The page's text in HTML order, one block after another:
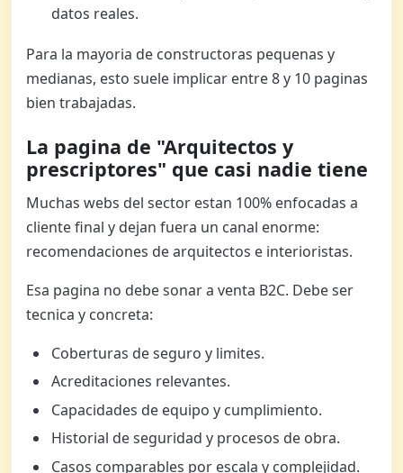
datos reales.
Para la mayoria de constructoras pequenas y
medianas, esto suele implicar entre 8 y 10 paginas
bien trabajadas.
La pagina de "Arquitectos y
prescriptores" que casi nadie tiene
Muchas webs del sector estan 100% enfocadas a
cliente final y dejan fuera un canal enorme:
recomendaciones de arquitectos e interioristas.
Esa pagina no debe sonar a venta B2C. Debe ser
tecnica y concreta:
Coberturas de seguro y limites.
Acreditaciones relevantes.
Capacidades de equipo y cumplimiento.
Historial de seguridad y procesos de obra.
Casos comparables por escala y complejidad.